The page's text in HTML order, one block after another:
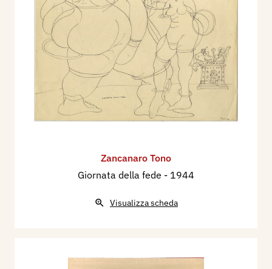
Zancanaro Tono
Giornata della fede - 1944
Visualizza scheda